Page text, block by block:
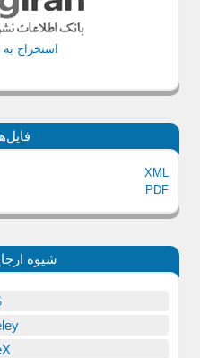
استخراج به
XML
PDF
شیوه